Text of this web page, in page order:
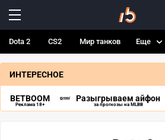
Dota 2 CS2 Мир танков Еще
ИНТЕРЕСНОЕ
BETBOOM
Реклама 18+
Разыгрываем айфон
за прогнозы на MLBB